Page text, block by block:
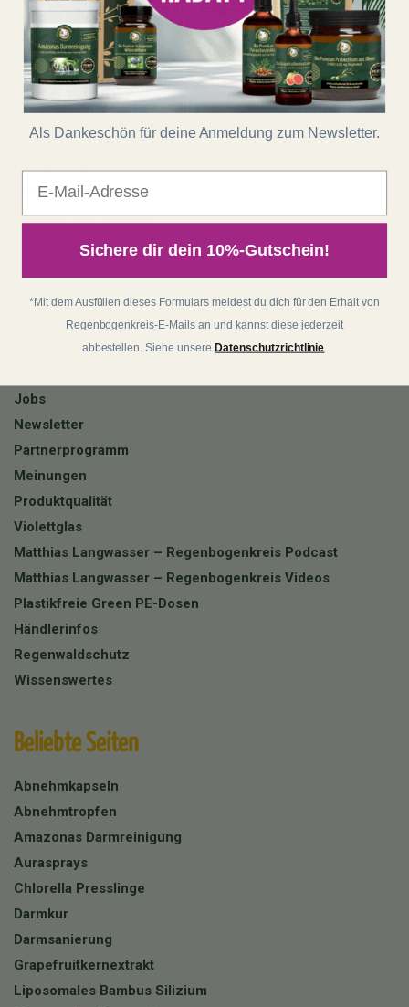
Shop
Kontakt
Impressum
AGB
Widerrufsrecht
Batterieentsorgung
Zahlung und Versand
Regenbogenkreis
Über Matthias
matthias-langwasser.com
Jobs
Newsletter
Partnerprogramm
Meinungen
Produktqualität
Violettglas
Matthias Langwasser – Regenbogenkreis Podcast
Matthias Langwasser – Regenbogenkreis Videos
Plastikfreie Green PE-Dosen
Händlerinfos
Regenwaldschutz
Wissenswertes
Beliebte Seiten
Abnehmkapseln
Abnehmtropfen
Amazonas Darmreinigung
Aurasprays
Chlorella Presslinge
Darmkur
Darmsanierung
Grapefruitkernextrakt
Liposomales Bambus Silizium
Als Dankeschön für deine Anmeldung zum Newsletter.
Sichere dir dein 10%-Gutschein!
*Mit dem Ausfüllen dieses Formulars meldest du dich für den Erhalt von
Regenbogenkreis-E-Mails an und kannst diese jederzeit
abbestellen. Siehe unsere Datenschutzrichtlinie